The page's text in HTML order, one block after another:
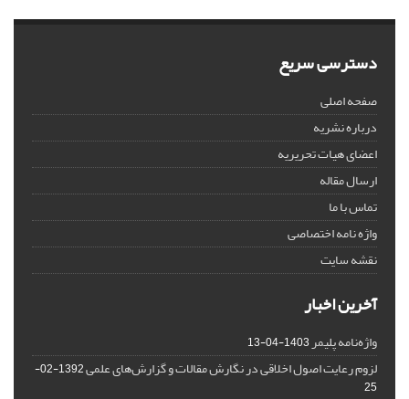
دسترسی سریع
صفحه اصلی
درباره نشریه
اعضای هیات تحریریه
ارسال مقاله
تماس با ما
واژه نامه اختصاصی
نقشه سایت
آخرین اخبار
واژه‌نامه پلیمر1403-04-13
لزوم رعایت اصول اخلاقی در نگارش مقالات و گزارش‌‌های علمی
1392-02-
25